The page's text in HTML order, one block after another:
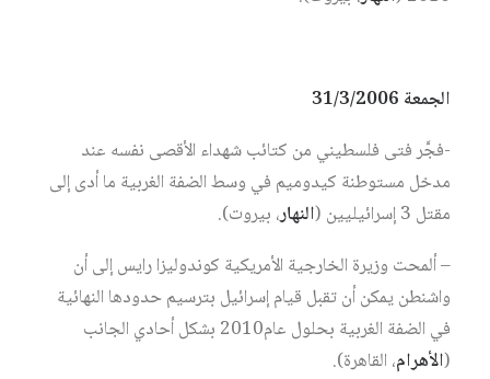
الجمعة 31/3/2006
-فجَّر فتى فلسطيني من كتائب شهداء الأقصى نفسه عند
مدخل مستوطنة كيدوميم في وسط الضفة الغربية ما أدى إلى
مقتل 3 إسرائيليين (
النهار، بيروت).
– ألمحت وزيرة الخارجية الأمريكية كوندوليزا رايس إلى أن
واشنطن يمكن أن تقبل قيام إسرائيل بترسيم حدودها النهائية
في الضفة الغربية بحلول عام2010 بشكل أحادي الجانب
(الأهرام، القاهرة).